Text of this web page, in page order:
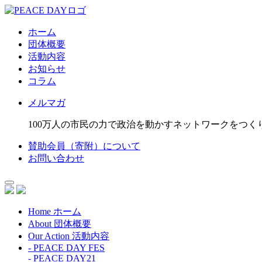
ホーム
団体概要
活動内容
お知らせ
コラム
メルマガ
100万人の市民の力で政治を動かすネットワークをつく
賛助会員（寄附）について
お問い合わせ
Home ホーム
About 団体概要
Our Action 活動内容
- PEACE DAY FES
- PEACE DAY21